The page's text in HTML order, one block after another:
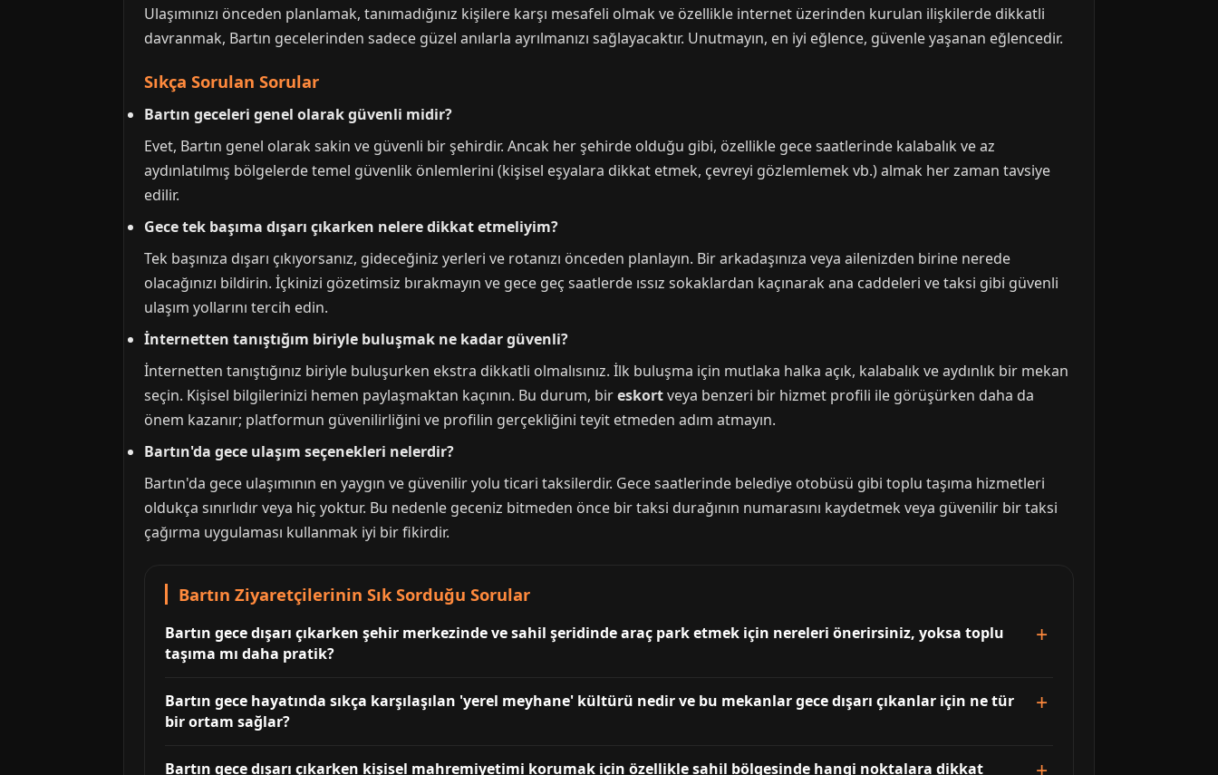
Ulaşımınızı önceden planlamak, tanımadığınız kişilere karşı mesafeli olmak ve özellikle internet üzerinden kurulan ilişkilerde dikkatli
davranmak, Bartın gecelerinden sadece güzel anılarla ayrılmanızı sağlayacaktır. Unutmayın, en iyi eğlence, güvenle yaşanan eğlencedir.
Sıkça Sorulan Sorular
Bartın geceleri genel olarak güvenli midir?
Evet, Bartın genel olarak sakin ve güvenli bir şehirdir. Ancak her şehirde olduğu gibi, özellikle gece saatlerinde kalabalık ve az
aydınlatılmış bölgelerde temel güvenlik önlemlerini (kişisel eşyalara dikkat etmek, çevreyi gözlemlemek vb.) almak her zaman tavsiye
edilir.
Gece tek başıma dışarı çıkarken nelere dikkat etmeliyim?
Tek başınıza dışarı çıkıyorsanız, gideceğiniz yerleri ve rotanızı önceden planlayın. Bir arkadaşınıza veya ailenizden birine nerede
olacağınızı bildirin. İçkinizi gözetimsiz bırakmayın ve gece geç saatlerde ıssız sokaklardan kaçınarak ana caddeleri ve taksi gibi güvenli
ulaşım yollarını tercih edin.
İnternetten tanıştığım biriyle buluşmak ne kadar güvenli?
İnternetten tanıştığınız biriyle buluşurken ekstra dikkatli olmalısınız. İlk buluşma için mutlaka halka açık, kalabalık ve aydınlık bir mekan
seçin. Kişisel bilgilerinizi hemen paylaşmaktan kaçının. Bu durum, bireskortveya benzeri bir hizmet profili ile görüşürken daha da
önem kazanır; platformun güvenilirliğini ve profilin gerçekliğini teyit etmeden adım atmayın.
Bartın'da gece ulaşım seçenekleri nelerdir?
Bartın'da gece ulaşımının en yaygın ve güvenilir yolu ticari taksilerdir. Gece saatlerinde belediye otobüsü gibi toplu taşıma hizmetleri
oldukça sınırlıdır veya hiç yoktur. Bu nedenle geceniz bitmeden önce bir taksi durağının numarasını kaydetmek veya güvenilir bir taksi
çağırma uygulaması kullanmak iyi bir fikirdir.
Bartın Ziyaretçilerinin Sık Sorduğu Sorular
Bartın gece dışarı çıkarken şehir merkezinde ve sahil şeridinde araç park etmek için nereleri önerirsiniz, yoksa toplu
taşıma mı daha pratik?
Bartın gece hayatında sıkça karşılaşılan 'yerel meyhane' kültürü nedir ve bu mekanlar gece dışarı çıkanlar için ne tür
bir ortam sağlar?
Bartın gece dışarı çıkarken kişisel mahremiyetimi korumak için özellikle sahil bölgesinde hangi noktalara dikkat